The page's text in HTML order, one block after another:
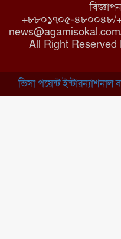
+৮৮০১৭০৫-৪৮০০৪৮/
All Right Reserved
ভিসা পয়েন্ট ইন্টারন্যাশনাল